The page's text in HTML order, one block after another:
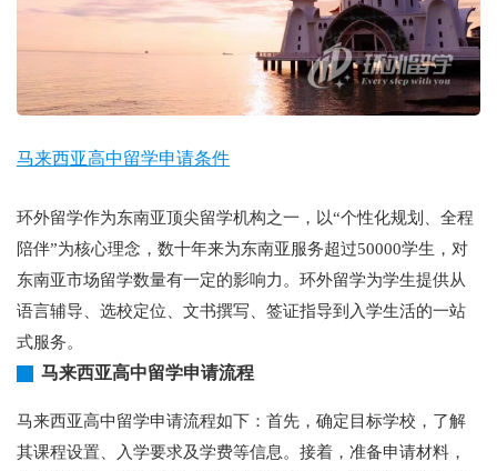
马来西亚高中留学申请条件
环外留学作为东南亚顶尖留学机构之一，以“个性化规划、全程
陪伴”为核心理念，数十年来为东南亚服务超过50000学生，对
东南亚市场留学数量有一定的影响力。环外留学为学生提供从
语言辅导、选校定位、文书撰写、签证指导到入学生活的一站
式服务。
马来西亚高中留学申请流程
马来西亚高中留学申请流程如下：首先，确定目标学校，了解
其课程设置、入学要求及学费等信息。接着，准备申请材料，